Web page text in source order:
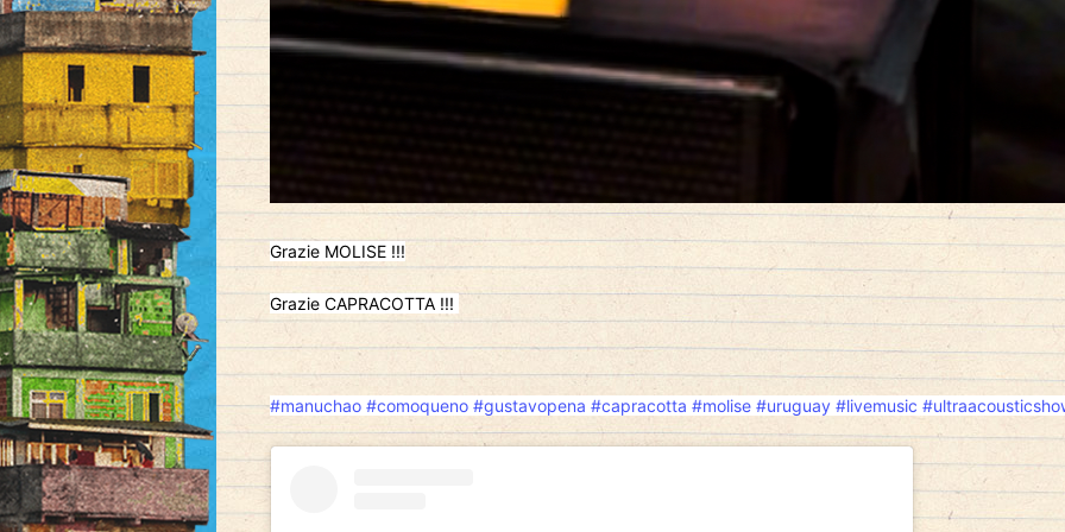
Grazie MOLISE !!!
Grazie CAPRACOTTA !!!
#manuchao #comoqueno #gustavopena #capracotta #molise #uruguay #livemusic